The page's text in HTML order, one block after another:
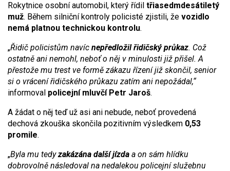
Rokytnice osobní automobil, který řídil třiasedmdesátiletý
muž. Během silniční kontroly policisté zjistili, že vozidlo
nemá platnou technickou kontrolu.
„Řidič policistům navíc nepředložil řidičský průkaz. Což
ostatně ani nemohl, neboť o něj v minulosti již přišel. A
přestože mu trest ve formě zákazu řízení již skončil, senior
si o vrácení řidičského průkazu zatím ani nepožádal,“
informoval policejní mluvčí Petr Jaroš.
A žádat o něj teď už asi ani nebude, neboť provedená
dechová zkouška skončila pozitivním výsledkem 0,53
promile.
„Byla mu tedyzakázána další jízda a on sám hlídku
dobrovolně následoval na nedalekou policejní služebnu